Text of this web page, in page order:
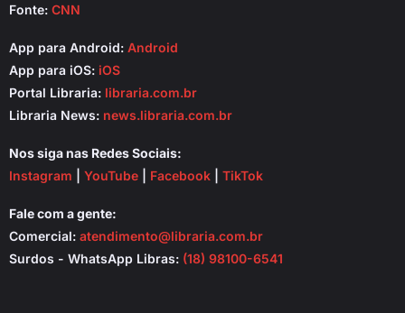
Fonte: CNN
App para Android: Android
App para iOS: iOS
Portal Libraria: libraria.com.br
Libraria News: news.libraria.com.br
Nos siga nas Redes Sociais:
Instagram
YouTube Facebook TikTok
Fale com a gente:
Comercial: atendimento@libraria.com.br
Surdos - WhatsApp Libras: (18) 98100-6541